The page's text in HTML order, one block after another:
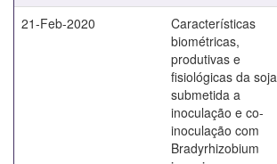
21-Feb-2020
Características
biométricas,
produtivas e
fisiológicas da soja
submetida a
inoculação e co-
inoculação com
Bradyrhizobium